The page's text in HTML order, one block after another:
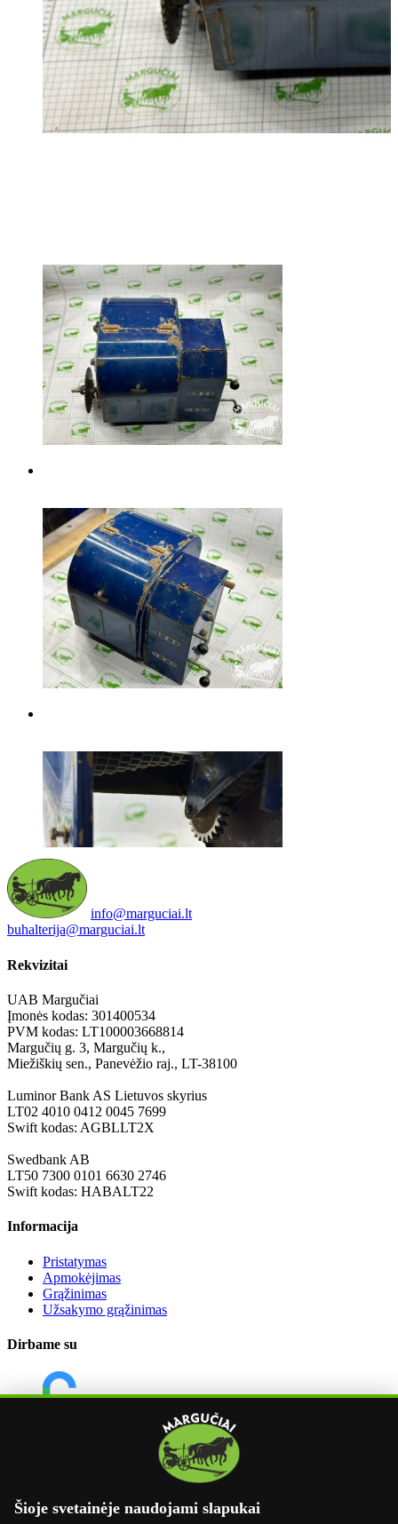
Šioje svetainėje naudojami slapukai
info@marguciai.lt
buhalterija@marguciai.lt
Rekvizitai
UAB Margučiai
Įmonės kodas: 301400534
PVM kodas: LT100003668814
Margučių g. 3, Margučių k.,
Miežiškių sen., Panevėžio raj., LT-38100
Luminor Bank AS Lietuvos skyrius
LT02 4010 0412 0045 7699
Swift kodas: AGBLLT2X
Swedbank AB
LT50 7300 0101 6630 2746
Swift kodas: HABALT22
Informacija
Pristatymas
Apmokėjimas
Grąžinimas
Užsakymo grąžinimas
Dirbame su